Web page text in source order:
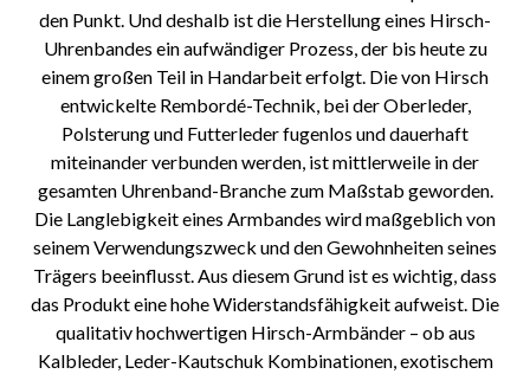
den Punkt. Und deshalb ist die Herstellung eines Hirsch-
Uhrenbandes ein aufwändiger Prozess, der bis heute zu
einem großen Teil in Handarbeit erfolgt. Die von Hirsch
entwickelte Rembordé-Technik, bei der Oberleder,
Polsterung und Futterleder fugenlos und dauerhaft
miteinander verbunden werden, ist mittlerweile in der
gesamten Uhrenband-Branche zum Maßstab geworden.
Die Langlebigkeit eines Armbandes wird maßgeblich von
seinem Verwendungszweck und den Gewohnheiten seines
Trägers beeinflusst. Aus diesem Grund ist es wichtig, dass
das Produkt eine hohe Widerstandsfähigkeit aufweist. Die
qualitativ hochwertigen Hirsch-Armbänder – ob aus
Kalbleder, Leder-Kautschuk Kombinationen, exotischem